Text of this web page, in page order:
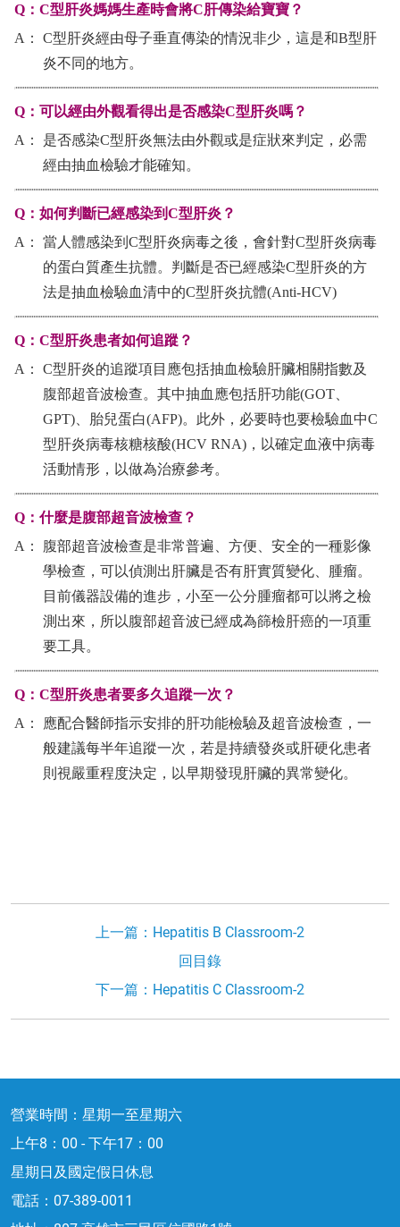
上一篇：Hepatitis B Classroom-2
回目錄
下一篇：Hepatitis C Classroom-2
營業時間：星期一至星期六
上午8：00 - 下午17：00
星期日及國定假日休息
電話： 07-389-0011